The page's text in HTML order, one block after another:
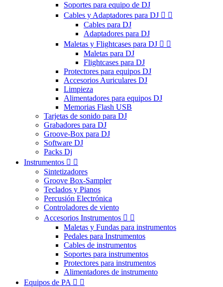
Soportes para equipo de DJ
Cables y Adaptadores para DJ  
Cables para DJ
Adaptadores para DJ
Maletas y Flightcases para DJ  
Maletas para DJ
Flightcases para DJ
Protectores para equipos DJ
Accesorios Auriculares DJ
Limpieza
Alimentadores para equipos DJ
Memorias Flash USB
Tarjetas de sonido para DJ
Grabadores para DJ
Groove-Box para DJ
Software DJ
Packs Dj
Instrumentos  
Sintetizadores
Groove Box-Sampler
Teclados y Pianos
Percusión Electrónica
Controladores de viento
Accesorios Instrumentos  
Maletas y Fundas para instrumentos
Pedales para Instrumentos
Cables de instrumentos
Soportes para instrumentos
Protectores para instrumentos
Alimentadores de instrumento
Equipos de PA  